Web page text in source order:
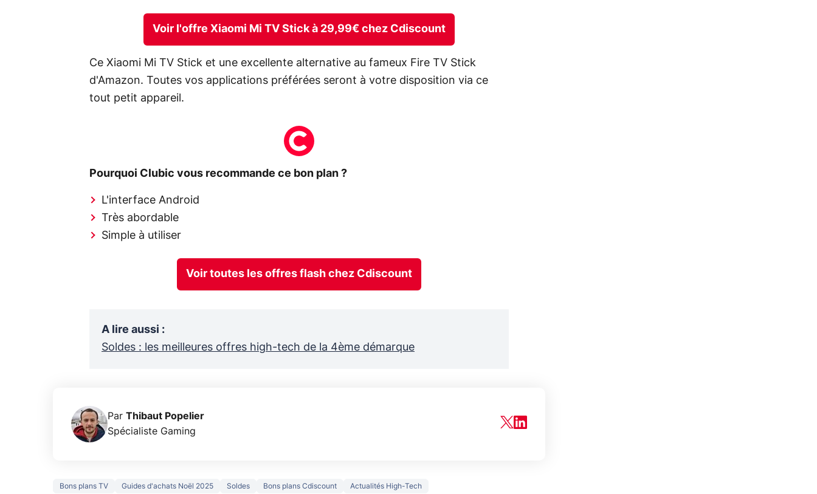
Voir l'offre Xiaomi Mi TV Stick à 29,99€ chez Cdiscount
Ce Xiaomi Mi TV Stick et une excellente alternative au fameux Fire TV Stick
d'Amazon. Toutes vos applications préférées seront à votre disposition via ce
tout petit appareil.
Pourquoi Clubic vous recommande ce bon plan ?
L'interface Android
Très abordable
Simple à utiliser
Voir toutes les offres flash chez Cdiscount
A lire aussi :
Soldes : les meilleures offres high-tech de la 4ème démarque
Par Thibaut Popelier
Spécialiste Gaming
Bons plans TV Guides d'achats Noël 2025 Soldes Bons plans Cdiscount Actualités High-Tech